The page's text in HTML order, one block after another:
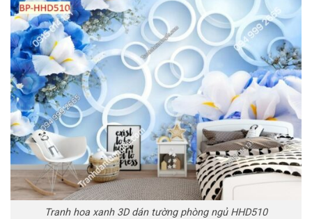
Tranh hoa xanh 3D dán tường phòng ngủ HHD510